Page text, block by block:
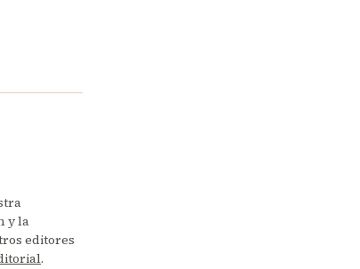
y la
editores
.